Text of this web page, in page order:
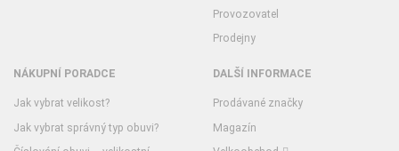
Provozovatel
Prodejny
NÁKUPNÍ PORADCE
Jak vybrat velikost?
Jak vybrat správný typ obuvi?
DALŠÍ INFORMACE
Prodávané značky
Magazín